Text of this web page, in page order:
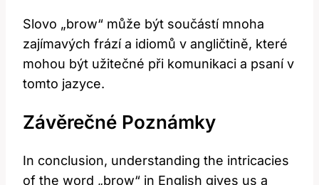
Slovo „brow“ může být součástí mnoha
zajímavých frází a idiomů v angličtině, které
mohou být užitečné při komunikaci a psaní v
tomto jazyce.
Závěrečné Poznámky
In conclusion, understanding the intricacies
of the word „brow“ in English gives us a